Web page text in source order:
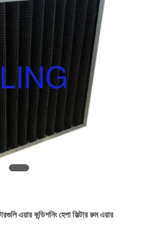
এয়ার কন্ডিশনিং হেপা ফিল্টার রুম এয়ার